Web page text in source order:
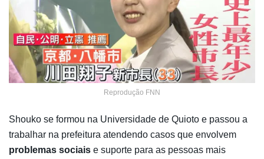
Reprodução FNN
Shouko se formou na Universidade de Quioto e passou a
trabalhar na prefeitura atendendo casos que envolvem
problemas sociais e suporte para as pessoas mais